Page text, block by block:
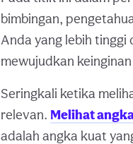
bimbingan,
Anda yang lebih tinggi
mewujudkan
Seringkali ketika
relevan. Melihat
adalah angka kuat